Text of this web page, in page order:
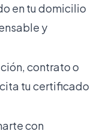
en tu domicilio
y
contrato o
tu certificado
con